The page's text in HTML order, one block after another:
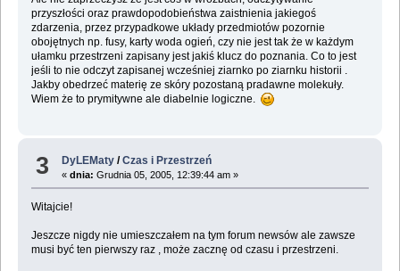
przyszłości oraz prawdopodobieństwa zaistnienia jakiegoś
zdarzenia, przez przypadkowe układy przedmiotów pozornie
obojętnych np. fusy, karty woda ogień, czy nie jest tak że w każdym
ułamku przestrzeni zapisany jest jakiś klucz do poznania. Co to jest
jeśli to nie odczyt zapisanej wcześniej ziarnko po ziarnku historii .
Jakby obedrzeć materię ze skóry pozostaną pradawne molekuły.
Wiem że to prymitywne ale diabelnie logiczne.
3 DyLEMaty /Czas i Przestrzeń
«dnia: Grudnia 05, 2005, 12:39:44 am »
Witajcie!
Jeszcze nigdy nie umieszczałem na tym forum newsów ale zawsze
musi być ten pierwszy raz , może zacznę od czasu i przestrzeni.